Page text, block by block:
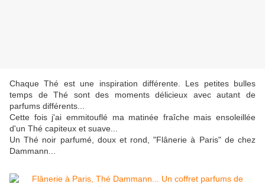
Chaque Thé est une inspiration différente. Les petites bulles
temps de Thé sont des moments délicieux avec autant de
parfums différents...
Cette fois j'ai emmitouflé ma matinée fraîche mais ensoleillée
d'un Thé capiteux et suave...
Un Thé noir parfumé, doux et rond, "Flânerie à Paris" de chez
Dammann...